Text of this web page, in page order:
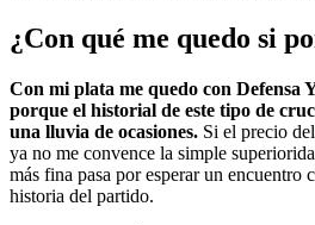
¿Con qué me quedo si
Con mi plata me quedo con Defensa
porque el historial de este tipo de
una lluvia de ocasiones. Si el precio
ya no me convence la simple
más fina pasa por esperar un encuentro
historia del partido.